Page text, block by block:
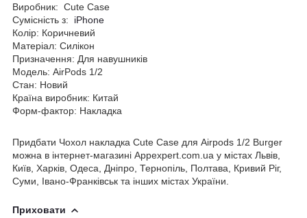
Виробник: Cute Case
Сумісність з: iPhone
Колір: Коричневий
Матеріал: Силікон
Призначення: Для навушників
Модель: AirPods 1/2
Стан: Новий
Країна виробник: Китай
Форм-фактор: Накладка
Придбати Чохол накладка Cute Case для Airpods 1/2 Burger
можна в інтернет-магазині Appexpert.com.ua у містах Львів,
Київ, Харків, Одеса, Дніпро, Тернопіль, Полтава, Кривий Ріг,
Суми, Івано-Франківськ та інших містах України.
Приховати